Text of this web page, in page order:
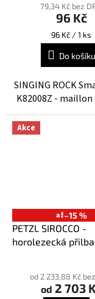
79,34 Kč bez
96 Kč
Měrná
cena:
96 Kč / 1 ks
Do košíku
SINGING ROCK
K82008Z -
Akce
až–15 %
PETZL SIROCCO -
horolezecká přilba
hodnocení
produktu
od 2 233,88 Kč
od 2 703